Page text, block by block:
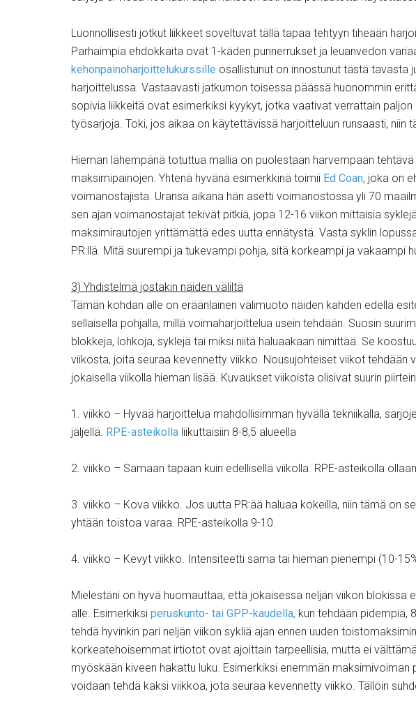
Luonnollisesti jotkut liikkeet soveltuvat tällä tapaa tehtyyn tiheään
Parhaimpia ehdokkaita ovat 1-käden punnerrukset ja leuanvedon
kehonpainoharjoittelukurssille osallistunut on innostunut tästä tavasta
harjoittelussa. Vastaavasti jatkumon toisessa päässä huonommin
sopivia liikkeitä ovat esimerkiksi kyykyt, jotka vaativat verrattain
työsarjoja. Toki, jos aikaa on käytettävissä harjoitteluun runsaasti, niin
Hieman lähempänä totuttua mallia on puolestaan harvempaan
maksimipainojen. Yhtenä hyvänä esimerkkinä toimii Ed Coan, joka on
voimanostajista. Uransa aikana hän asetti voimanostossa yli 70
sen ajan voimanostajat tekivät pitkiä, jopa 12-16 viikon mittaisia
maksimirautojen yrittämättä edes uutta ennätystä. Vasta syklin
PR:llä. Mitä suurempi ja tukevampi pohja, sitä korkeampi ja vakaampi
3) Yhdistelmä jostakin näiden väliltä
Tämän kohdan alle on eräänlainen välimuoto näiden kahden edellä
sellaisella pohjalla, millä voimaharjoittelua usein tehdään. Suosin
blokkeja, lohkoja, syklejä tai miksi niitä haluaakaan nimittää. Se
viikosta, joita seuraa kevennetty viikko. Nousujohteiset viikot tehdään
jokaisella viikolla hieman lisää. Kuvaukset viikoista olisivat suurin
1. viikko – Hyvää harjoittelua mahdollisimman hyvällä tekniikalla,
jäljellä. RPE-asteikolla liikuttaisiin 8-8,5 alueella
2. viikko – Samaan tapaan kuin edellisellä viikolla. RPE-asteikolla
3. viikko – Kova viikko. Jos uutta PR:ää haluaa kokeilla, niin tämä on
yhtään toistoa varaa. RPE-asteikolla 9-10.
4. viikko – Kevyt viikko. Intensiteetti sama tai hieman pienempi (10-
Mielestäni on hyvä huomauttaa, että jokaisessa neljän viikon blokissa
alle. Esimerkiksi peruskunto- tai GPP-kaudella, kun tehdään pidempiä,
tehdä hyvinkin pari neljän viikon sykliä ajan ennen uuden
korkeatehoisemmat irtiotot ovat ajoittain tarpeellisia, mutta ei
myöskään kiveen hakattu luku. Esimerkiksi enemmän maksimivoiman
voidaan tehdä kaksi viikkoa, jota seuraa kevennetty viikko. Tällöin